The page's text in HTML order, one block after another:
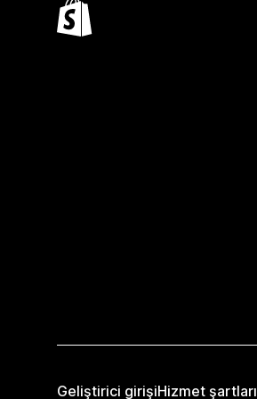
Geliştirici girişiHizmet şartları